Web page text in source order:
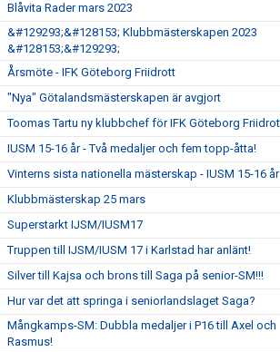
Blåvita Rader mars 2023
&#129293;&#128153; Klubbmästerskapen 2023
&#128153;&#129293;
Årsmöte - IFK Göteborg Friidrott
"Nya" Götalandsmästerskapen är avgjort
Toomas Tartu ny klubbchef för IFK Göteborg
IUSM 15-16 år - Två medaljer och fem topp-åtta!
Vinterns sista nationella mästerskap - IUSM 15-16 år
Klubbmästerskap 25 mars
Superstarkt IJSM/IUSM17
Truppen till IJSM/IUSM 17 i Karlstad har anlänt!
Silver till Kajsa och brons till Saga på senior-SM!!!
Hur var det att springa i seniorlandslaget Saga?
Mångkamps-SM: Dubbla medaljer i P16 till Axel och
Rasmus!